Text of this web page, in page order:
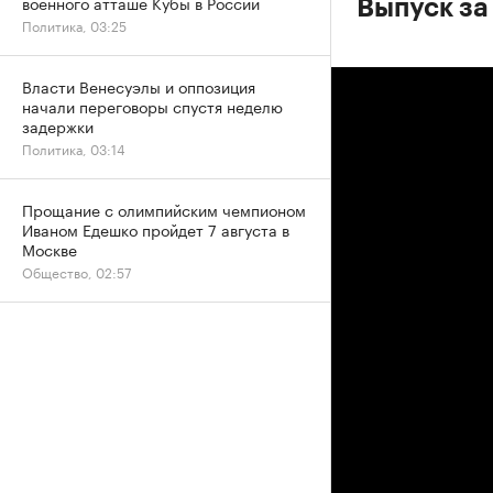
Выпуск
Политика, 03:25
Власти Венесуэлы и оппозиция
начали переговоры спустя неделю
задержки
Политика, 03:14
Прощание с олимпийским чемпионом
Иваном Едешко пройдет 7 августа в
Москве
Общество, 02:57